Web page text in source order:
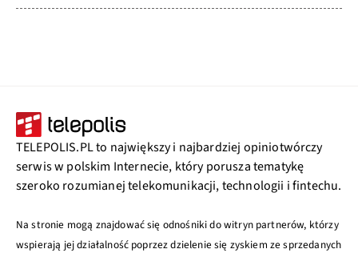
TELEPOLIS.PL to największy i najbardziej opiniotwórczy
serwis w polskim Internecie, który porusza tematykę
szeroko rozumianej telekomunikacji, technologii i fintechu.
Na stronie mogą znajdować się odnośniki do witryn partnerów, którzy
wspierają jej działalność poprzez dzielenie się zyskiem ze sprzedanych